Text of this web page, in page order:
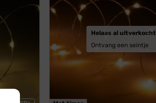
Helaas al uitverkocht
Ontvang een seintje